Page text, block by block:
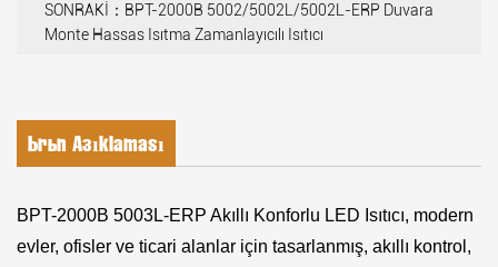
SONRAKİ：BPT-2000B 5002/5002L/5002L-ERP Duvara
Monte Hassas Isıtma Zamanlayıcılı Isıtıcı
Ürün Açıklaması
BPT-2000B 5003L-ERP Akıllı Konforlu LED Isıtıcı, modern
evler, ofisler ve ticari alanlar için tasarlanmış, akıllı kontrol,